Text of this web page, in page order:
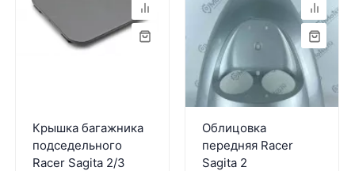
Крышка багажника
подседельного
Racer Sagita 2/3
Облицовка
передняя Racer
Sagita 2